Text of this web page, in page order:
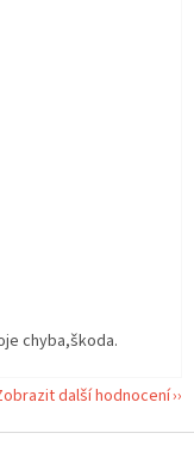
chyba,škoda.
další hodnocení